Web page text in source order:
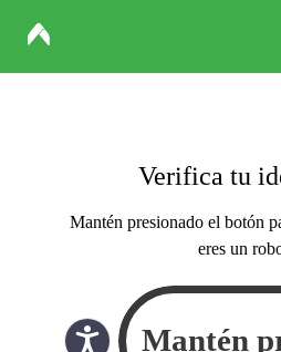
Verifica tu
Mantén presionado el botón
eres un